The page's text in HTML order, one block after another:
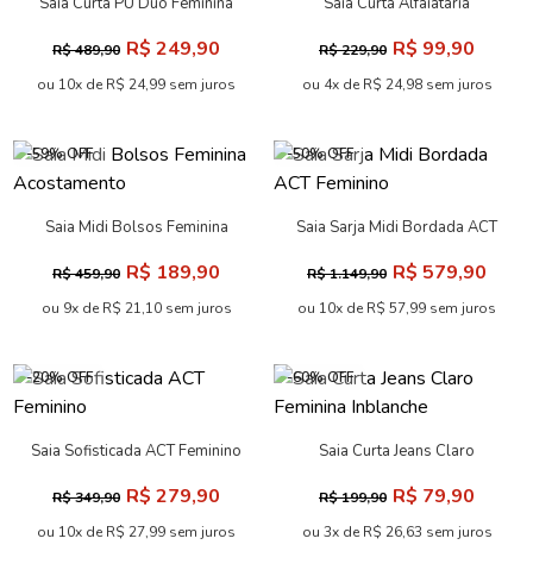
R$ 489,90 R$ 249,90
ou 10x de R$ 24,99 sem juros
R$ 229,90 R$ 99,90
ou 4x de R$ 24,98 sem juros
-59% OFF
Saia Midi Bolsos Feminina
R$ 459,90 R$ 189,90
ou 9x de R$ 21,10 sem juros
-50% OFF
Saia Sarja Midi Bordada ACT
R$ 1.149,90 R$ 579,90
ou 10x de R$ 57,99 sem juros
-20% OFF
Saia Sofisticada ACT Feminino
R$ 349,90 R$ 279,90
ou 10x de R$ 27,99 sem juros
-60% OFF
Saia Curta Jeans Claro
R$ 199,90 R$ 79,90
ou 3x de R$ 26,63 sem juros